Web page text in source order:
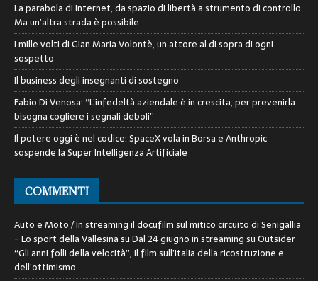
La parabola di Internet, da spazio di libertà a strumento di controllo.
Ma un’altra strada è possibile
I mille volti di Gian Maria Volontè, un attore al di sopra di ogni
sospetto
Il business degli insegnanti di sostegno
Fabio Di Venosa: “L’infedeltà aziendale è in crescita, per prevenirla
bisogna cogliere i segnali deboli”
Il potere oggi è nel codice: SpaceX vola in Borsa e Anthropic
sospende la Super Intelligenza Artificiale
COMMENTI
Auto e Moto / In streaming il docufilm sul mitico circuito di Senigallia
- Lo sport della VallesinasuDal 24 giugno in streaming su Outsider
“Gli anni folli della velocità”, il film sull’Italia della ricostruzione e
dell’ottimismo